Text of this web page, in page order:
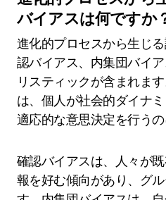
き起こし、喜びはポジテ
ます。感情はまた、道徳的
脈における人間の適応に
を促進します。これらの
人間の行動や社会的ダイ
的反応の進化的意義が明
バイアスは何ですか
進化的プロセスから生じ